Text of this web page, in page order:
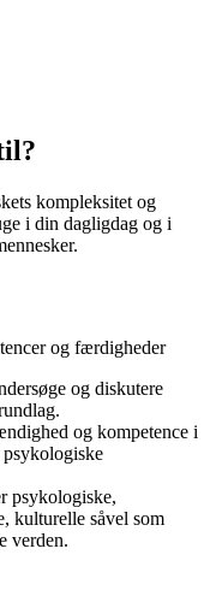
kompleksitet og
i din dagligdag og i
og færdigheder
og diskutere
og kompetence i
psykologiske
psykologiske,
kulturelle såvel som
verden.